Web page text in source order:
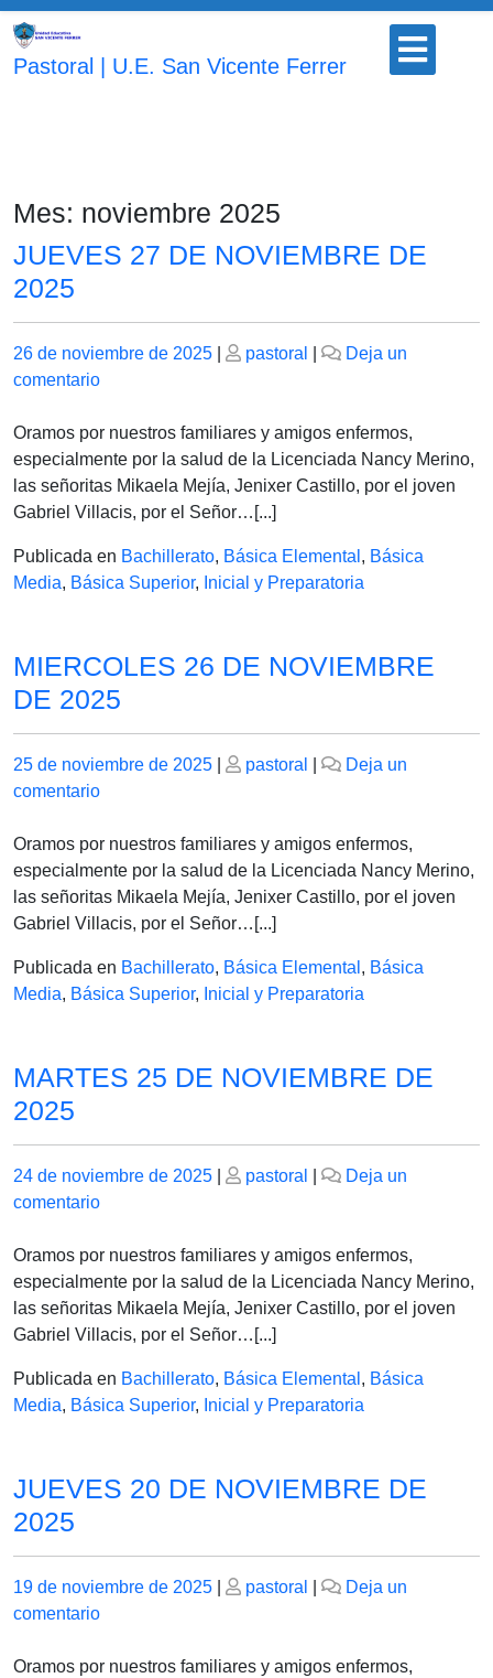
Saltar
contenido
Pastoral | U.E. San Vicente Ferrer
Botón
abrir
Mes: noviembre 2025
JUEVES 27 DE NOVIEMBRE DE
2025
Publicado
el
26 de noviembre de 2025
Publicado
pastoral
Deja un
comentarioen
27
DE
NOVIEMBRE
DE
Oramos por nuestros familiares y amigos enfermos,
especialmente por la salud de la Licenciada Nancy Merino,
las señoritas Mikaela Mejía, Jenixer Castillo, por el joven
Gabriel Villacis, por el Señor…[...]
Publicada en Bachillerato, Básica Elemental , Básica
Media, Básica Superior, Inicial y Preparatoria
MIERCOLES 26 DE NOVIEMBRE
DE 2025
Publicado
el
25 de noviembre de 2025
Publicado
pastoral
Deja un
comentarioen
26
DE
NOVIEMBRE
DE
Oramos por nuestros familiares y amigos enfermos,
especialmente por la salud de la Licenciada Nancy Merino,
las señoritas Mikaela Mejía, Jenixer Castillo, por el joven
Gabriel Villacis, por el Señor…[...]
Publicada en Bachillerato, Básica Elemental , Básica
Media, Básica Superior, Inicial y Preparatoria
MARTES 25 DE NOVIEMBRE DE
2025
Publicado
el
24 de noviembre de 2025
Publicado
pastoral
Deja un
comentarioen
25
DE
NOVIEMBRE
DE
Oramos por nuestros familiares y amigos enfermos,
especialmente por la salud de la Licenciada Nancy Merino,
las señoritas Mikaela Mejía, Jenixer Castillo, por el joven
Gabriel Villacis, por el Señor…[...]
Publicada en Bachillerato, Básica Elemental , Básica
Media, Básica Superior, Inicial y Preparatoria
JUEVES 20 DE NOVIEMBRE DE
2025
Publicado
el
19 de noviembre de 2025
Publicado
pastoral
Deja un
comentarioen
20
Oramos por nuestros familiares y amigos enfermos,